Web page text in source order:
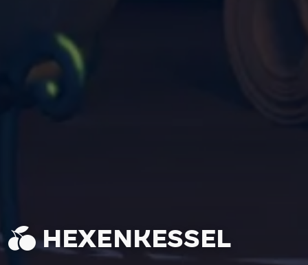
HEXENKESSEL